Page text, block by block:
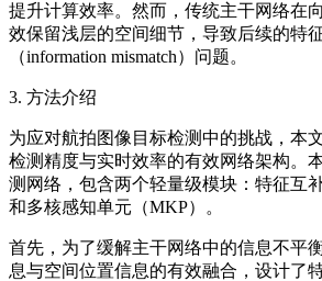
提升计算效率。然而，传统主干网络在
效保留浅层的空间细节，导致后续的特
（information mismatch）问题。
3. 方法介绍
为应对航拍图像目标检测中的挑战，本
检测精度与实时效率的有效网络架构。
测网络，包含两个轻量级模块：特征互
和多核感知单元（MKP）。
首先，为了缓解主干网络中的信息不平
息与空间位置信息的有效融合，设计了